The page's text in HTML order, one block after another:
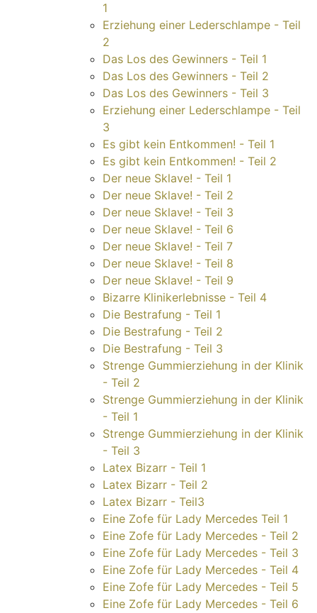
1
Erziehung einer Lederschlampe - Teil
2
Das Los des Gewinners - Teil 1
Das Los des Gewinners - Teil 2
Das Los des Gewinners - Teil 3
Erziehung einer Lederschlampe - Teil
3
Es gibt kein Entkommen! - Teil 1
Es gibt kein Entkommen! - Teil 2
Der neue Sklave! - Teil 1
Der neue Sklave! - Teil 2
Der neue Sklave! - Teil 3
Der neue Sklave! - Teil 6
Der neue Sklave! - Teil 7
Der neue Sklave! - Teil 8
Der neue Sklave! - Teil 9
Bizarre Klinikerlebnisse - Teil 4
Die Bestrafung - Teil 1
Die Bestrafung - Teil 2
Die Bestrafung - Teil 3
Strenge Gummierziehung in der Klinik
- Teil 2
Strenge Gummierziehung in der Klinik
- Teil 1
Strenge Gummierziehung in der Klinik
- Teil 3
Latex Bizarr - Teil 1
Latex Bizarr - Teil 2
Latex Bizarr - Teil3
Eine Zofe für Lady Mercedes Teil 1
Eine Zofe für Lady Mercedes - Teil 2
Eine Zofe für Lady Mercedes - Teil 3
Eine Zofe für Lady Mercedes - Teil 4
Eine Zofe für Lady Mercedes - Teil 5
Eine Zofe für Lady Mercedes - Teil 6